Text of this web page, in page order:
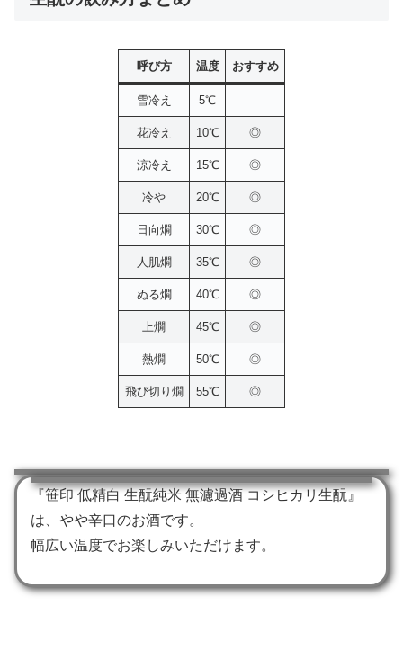
呼び方 温度 おすすめ
雪冷え 5℃
花冷え 10℃ ◎
涼冷え 15℃ ◎
冷や 20℃ ◎
日向燗 30℃ ◎
人肌燗 35℃ ◎
ぬる燗 40℃ ◎
上燗 45℃ ◎
熱燗 50℃ ◎
飛び切り燗 55℃ ◎
『笹印 低精白 生酛純米 無濾過酒 コシヒカリ生酛』
は、やや辛口のお酒です。
幅広い温度でお楽しみいただけます。